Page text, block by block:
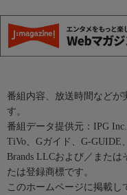
番組内容、放送時間などが
す。
番組データ提供元：IPG Inc.
TiVo、Gガイド、G-GUIDE
Brands LLCおよび／また
たは登録商標です。
このホームページに掲載